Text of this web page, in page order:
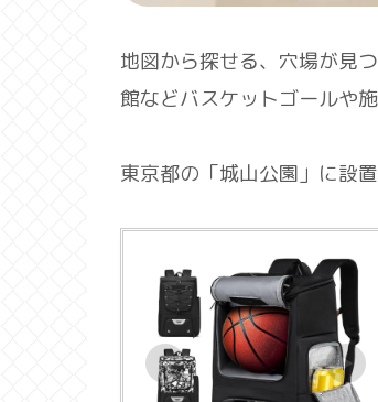
地図から探せる、穴場が見
館などバスケットゴールや
東京都の「城山公園」に設